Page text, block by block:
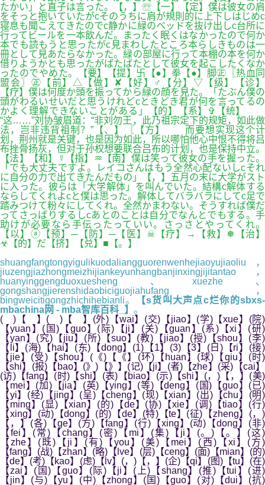
たかい」と直子は言った。【，】☏【一】【定】僕は彼女の肩
をそっと抱いていたがcそのうちに肩が規則的に上下しはじめc
寝息も聞こえてきたのでc静かに緑のベッドを抜け出しc台所に
行ってビールを一本飲んだ。まったく眠くはなかったので何か
本でも読もうと思ったがc見まわしたところ本らしきものは一
冊として見あたらなかった。緑の部屋に行って本棚の本を何か
借りようかとも思ったがばたばたとして彼女を起こしたくなか
ったのでやめた。【要】【提】卐【●】拳【●】脚㊣〖热血同
盟会〗㊣【前】△【做】✘【好】♂【分】▽【级】【诊】
【疗】僕は何度か頭を振ってから緑の顔を見た。「たぶん僕の
頭がわるいせいだと思うけれどcときどき君が何を言ってるの
かよく理解できないことがある」【的】【系】✞【统】
“这……”刘协皱眉道：“非刘勿王，此乃祖宗定下的规矩，如此做
法，岂非违背祖制？”【、】〖【方】 而要想实现这个计
划，荆州就是关键，也是因为如此，所以哪怕他心中恨不得将吕
布挫骨扬灰，但对于孙权想要联合吕布的计划，也是保持中立。
【法】【和】☿【指】♒【南】僕は笑って彼女の手を握った。
「でも大丈夫ですよ。レイコさんはもう全然心配ないしcそれ
に自分の力で出てきたんだもの」【，】五月の末に大学がスト
に入った。彼らは「大学解体」を叫んでいた。結構c解体する
ならしてくれよcと僕は思った。解体してバラバラにしてc足で
踏みつけて粉々にしてくれ。全然かまわない。そうすれば僕だ
ってさっぱりするしcあとのことは自分でなんとでもする。手
助けが必要なら手伝ったっていい。さっさとやってくれ。
【以】ⓐ【预】─【防】─【医】☠【疗】→【救】❅【治】
☣【的】だ【挤】【兑】■【。】
shuangfangtongyigulikuodaliangguorenwenhejiaoyujiaoliu，
jiuzengjiazhongmeizhijiankeyunhangbanjinxingjijitantao，
huanyinggengduoxuesheng、xuezhe、
gongshangjierenshidaobiciguojiahufang，
bingweicitigongzhichihebianli。
【s货叫大声点c烂你的sbxs-
mbachina网 - mba智库百科_】 。
( )【 】( )【 】(外)【wai】(交)【jiao】(学)【xue】(院)
【yuan】(国)【guo】(际)【ji】(关)【guan】(系)【xi】(研)
【yan】(究)【jiu】(所)【suo】(教)【jiao】(授)【shou】(李)
【li】(海)【hai】(东)【dong】(1)【1】(3)【3】(日)【ri】(接)
【jie】(受)【shou】(《)【《】(环)【huan】(球)【qiu】(时)
【shi】(报)【bao】(》)【》】(记)【ji】(者)【zhe】(采)【cai】
(访)【fang】(时)【shi】(表)【biao】(示)【shi】(，)【，】(美)
【mei】(加)【jia】(英)【ying】(等)【deng】(国)【guo】(已)
【yi】(经)【jing】(呈)【cheng】(现)【xian】(出)【chu】(明)
【ming】(显)【xian】(的)【de】(协)【xie】(调)【tiao】(行)
【xing】(动)【dong】(的)【de】(特)【te】(征)【zheng】(，)
【，】(各)【ge】(方)【fang】(行)【xing】(动)【dong】(非)
【fei】(常)【chang】(密)【mi】(集)【ji】(。)【。】(这)
【zhe】(既)【ji】(有)【you】(美)【mei】(西)【xi】(方)
【fang】(战)【zhan】(略)【lve】(层)【ceng】(面)【mian】(的)
【de】(考)【kao】(虑)【lv】(，)【，】(企)【qi】(图)【tu】(在)
【zai】(国)【guo】(际)【ji】(上)【shang】(推)【tui】(进)
【jin】(与)【yu】(中)【zhong】(国)【guo】(对)【dui】(抗)